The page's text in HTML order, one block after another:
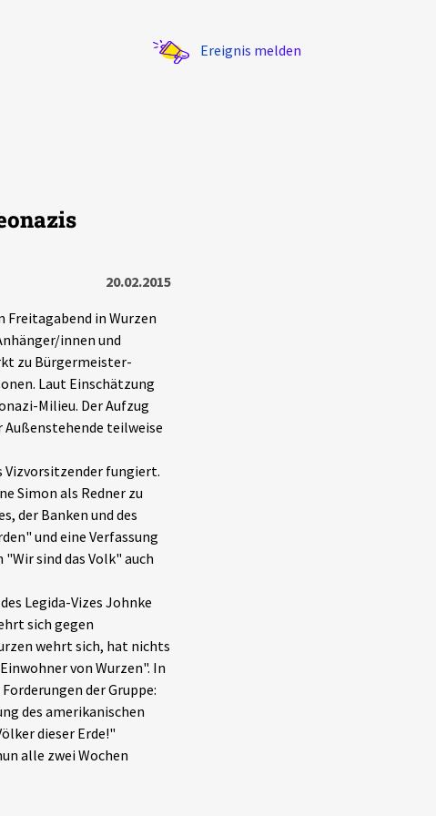
Ereignis melden
20.02.2015
Freitagabend in Wurzen
innen und
zu Bürgermeister-
Laut Einschätzung
Milieu. Der Aufzug
teilweise
Vizvorsitzender fungiert.
Simon als Redner zu
der Banken und des
und eine Verfassung
sind das Volk" auch
Legida-Vizes Johnke
sich gegen
wehrt sich, hat nichts
von Wurzen". In
der Gruppe:
des amerikanischen
dieser Erde!"
alle zwei Wochen
Statistik